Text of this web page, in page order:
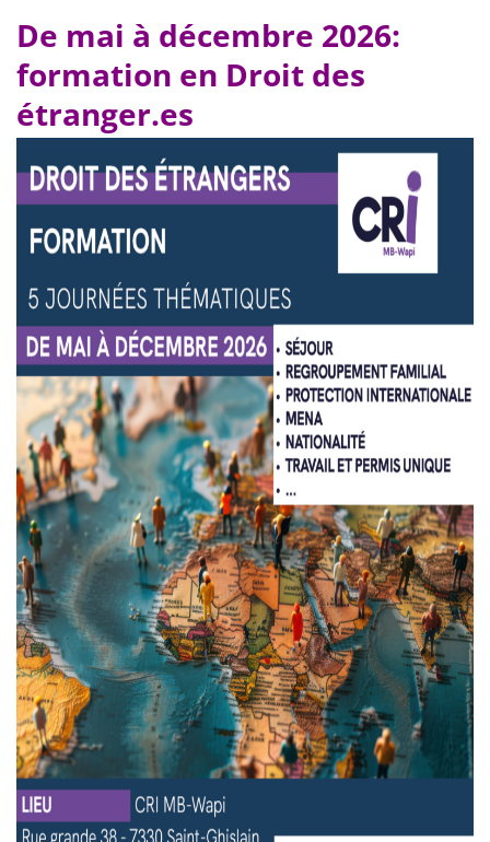
De mai à décembre 2026:
formation en Droit des
étranger.es